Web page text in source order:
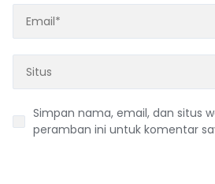
Simpan nama, email, dan situs
peramban ini untuk komentar